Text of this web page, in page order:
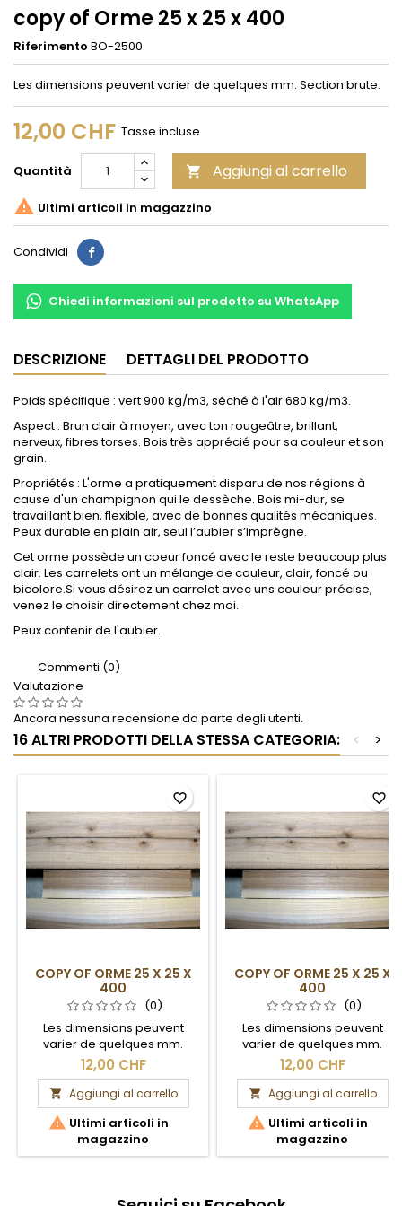
copy of Orme 25 x 25 x 400
Riferimento BO-2500
Les dimensions peuvent varier de quelques mm. Section brute.
12,00 CHF Tasse incluse
Quantità  Aggiungi al carrello
 Ultimi articoli in magazzino
Condividi Condividi
Chiedi informazioni sul prodotto su WhatsApp
DESCRIZIONE DETTAGLI DEL PRODOTTO
Poids spécifique : vert 900 kg/m3, séché à l'air 680 kg/m3.
Aspect : Brun clair à moyen, avec ton rougeâtre, brillant,
nerveux, fibres torses. Bois très apprécié pour sa couleur et son
grain.
Propriétés : L'orme a pratiquement disparu de nos régions à
cause d'un champignon qui le dessèche. Bois mi-dur, se
travaillant bien, flexible, avec de bonnes qualités mécaniques.
Peux durable en plain air, seul l’aubier s’imprègne.
Cet orme possède un coeur foncé avec le reste beaucoup plus
clair. Les carrelets ont un mélange de couleur, clair, foncé ou
bicolore.Si vous désirez un carrelet avec uns couleur précise,
venez le choisir directement chez moi.
Peux contenir de l'aubier.
Commenti (0)
Valutazione
Ancora nessuna recensione da parte degli utenti.
16 ALTRI PRODOTTI DELLA STESSA CATEGORIA: >
<
COPY OF ORME 25 X 25 X
400
(0)
Les dimensions peuvent
varier de quelques mm.
Section brute.
12,00 CHF
 Aggiungi al carrello
 Ultimi articoli in
magazzino
favorite_border
COPY OF ORME 25 X 25 X
400
(0)
Les dimensions peuvent
varier de quelques mm.
Section brute.
12,00 CHF
 Aggiungi al carrello
 Ultimi articoli in
magazzino
favorite_border